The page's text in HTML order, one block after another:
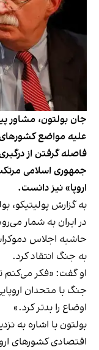
جان بولتون، مشاور
علیه مواضع کشورهای
فاصله گرفتن از
جمهوری اسلامی
اروپا» نیز دانست.
به گزارش پولیتیکو،
در ایران به شمار
حاشیه اجلاس
به جنگ انتقاد کرد.
او گفت: «فکر می‌کنم
جنگ با متحدان
اوضاع را بدتر کرد.»
بولتون با اشاره به
اقتصادی کشورهای